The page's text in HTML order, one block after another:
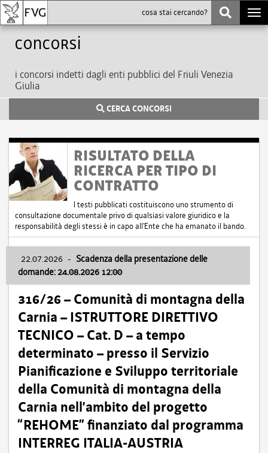
Concorsi
i concorsi indetti dagli enti pubblici del Friuli Venezia
Giulia
CERCA CONCORSI
RISULTATO DELLA
RICERCA PER TIPO DI
CONTRATTO
I testi pubblicati costituiscono uno strumento di
consultazione documentale privo di qualsiasi valore giuridico e la
responsabilità degli stessi è in capo all'Ente che ha emanato il bando.
22.07.2026 - Scadenza della presentazione delle
domande: 24.08.2026 12:00
316/26 – Comunità di montagna della
Carnia – ISTRUTTORE DIRETTIVO
TECNICO – Cat. D – a tempo
determinato – presso il Servizio
Pianificazione e Sviluppo territoriale
della Comunità di montagna della
Carnia nell’ambito del progetto
“REHOME” finanziato dal programma
INTERREG ITALIA-AUSTRIA